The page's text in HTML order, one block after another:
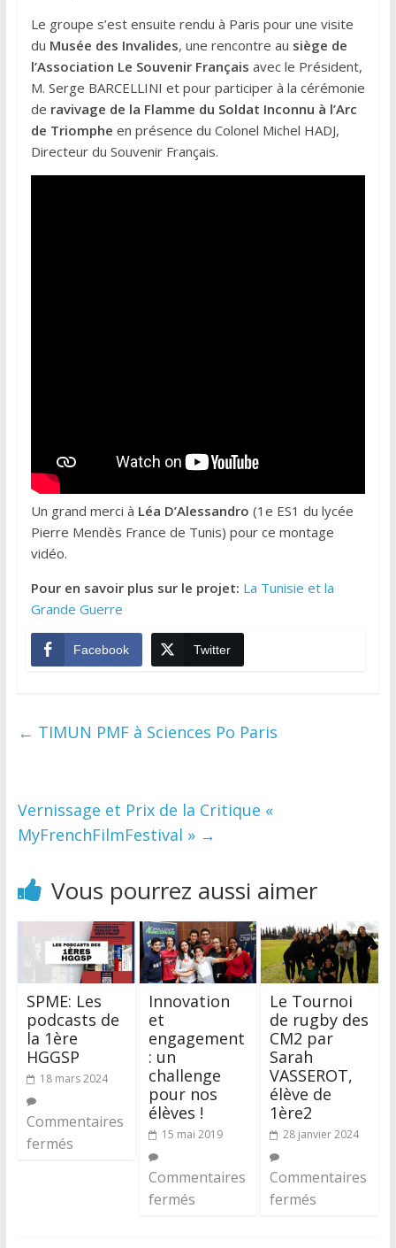
Le groupe s’est ensuite rendu à Paris pour une visite
du Musée des Invalides, une rencontre au siège de
l’Association Le Souvenir Français avec le Président,
M. Serge BARCELLINI et pour participer à la cérémonie
de ravivage de la Flamme du Soldat Inconnu à l’Arc
de Triomphe en présence du Colonel Michel HADJ,
Directeur du Souvenir Français.
Un grand merci à Léa D’Alessandro (1e ES1 du lycée
Pierre Mendès France de Tunis) pour ce montage
vidéo.
Pour en savoir plus sur le projet: La Tunisie et la
Grande Guerre
Facebook Twitter
← TIMUN PMF à Sciences Po Paris
Vernissage et Prix de la Critique «
MyFrenchFilmFestival » →
Vous pourrez aussi aimer
SPME: Les
podcasts de
la 1ère
HGGSP
18 mars 2024
Commentaires
fermés
Innovation
et
engagement
: un
challenge
pour nos
élèves !
15 mai 2019
Commentaires
fermés
Le Tournoi
de rugby des
CM2 par
Sarah
VASSEROT,
élève de
1ère2
28 janvier 2024
Commentaires
fermés